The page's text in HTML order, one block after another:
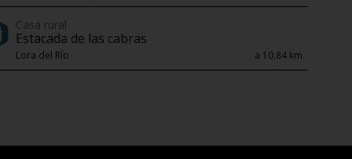
Casa rural
Estacada de las cabras
Lora del Río a 10,84 km.